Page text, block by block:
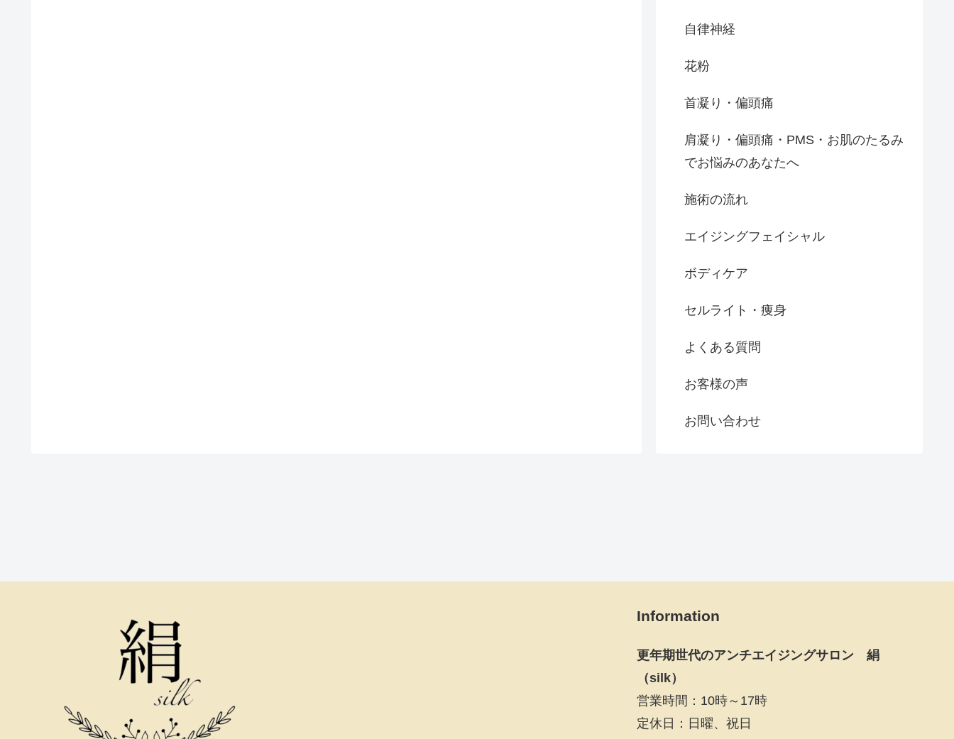
自律神経
花粉
首凝り・偏頭痛
肩凝り・偏頭痛・PMS・お肌のたるみ
でお悩みのあなたへ
施術の流れ
エイジングフェイシャル
ボディケア
セルライト・痩身
よくある質問
お客様の声
お問い合わせ
Information
更年期世代のアンチエイジングサロン 絹
（silk）
営業時間：10時～17時
定休日：日曜、祝日